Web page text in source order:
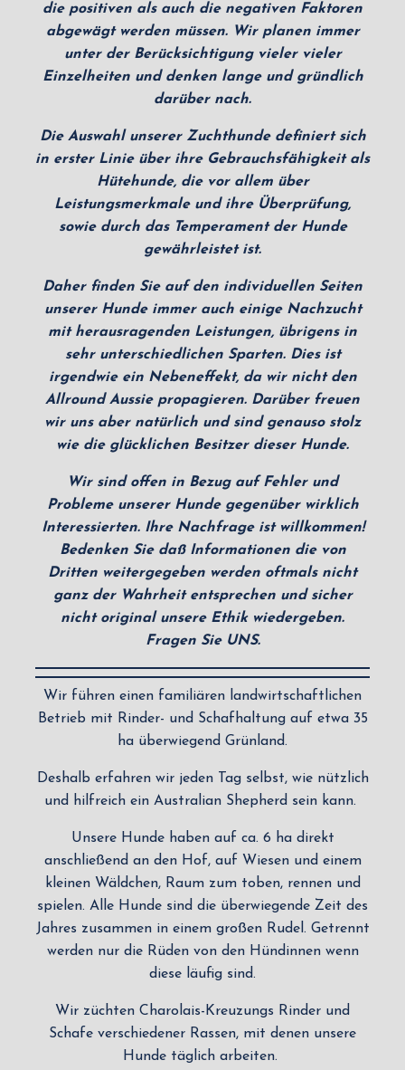
die positiven als auch die negativen Faktoren
abgewägt werden müssen. Wir planen immer
unter der Berücksichtigung vieler vieler
Einzelheiten und denken lange und gründlich
darüber nach.
Die Auswahl unserer Zuchthunde definiert sich
in erster Linie über ihre Gebrauchsfähigkeit als
Hütehunde, die vor allem über
Leistungsmerkmale und ihre Überprüfung,
sowie durch das Temperament der Hunde
gewährleistet ist.
Daher finden Sie auf den individuellen Seiten
unserer Hunde immer auch einige Nachzucht
mit herausragenden Leistungen, übrigens in
sehr unterschiedlichen Sparten. Dies ist
irgendwie ein Nebeneffekt, da wir nicht den
Allround Aussie propagieren. Darüber freuen
wir uns aber natürlich und sind genauso stolz
wie die glücklichen Besitzer dieser Hunde.
Wir sind offen in Bezug auf Fehler und
Probleme unserer Hunde gegenüber wirklich
Interessierten. Ihre Nachfrage ist willkommen!
Bedenken Sie daß Informationen die von
Dritten weitergegeben werden oftmals nicht
ganz der Wahrheit entsprechen und sicher
nicht original unsere Ethik wiedergeben.
Fragen Sie UNS.
Wir führen einen familiären landwirtschaftlichen
Betrieb mit Rinder- und Schafhaltung auf etwa 35
ha überwiegend Grünland.
Deshalb erfahren wir jeden Tag selbst, wie nützlich
und hilfreich ein Australian Shepherd sein kann.
Unsere Hunde haben auf ca. 6 ha direkt
anschließend an den Hof, auf Wiesen und einem
kleinen Wäldchen, Raum zum toben, rennen und
spielen. Alle Hunde sind die überwiegende Zeit des
Jahres zusammen in einem großen Rudel. Getrennt
werden nur die Rüden von den Hündinnen wenn
diese läufig sind.
Wir züchten Charolais-Kreuzungs Rinder und
Schafe verschiedener Rassen, mit denen unsere
Hunde täglich arbeiten.